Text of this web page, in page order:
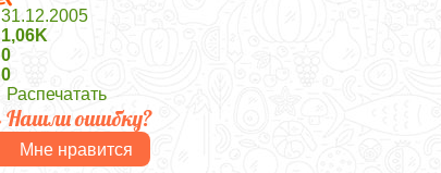
31.12.2005
1,06K
0
0
Распечатать
Нашли ошибку?
Мне нравится